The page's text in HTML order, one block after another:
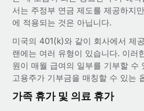
Remote 제품 관련 소식: Gusto 및
Remote Contractor
Remote의 사명은 모든 규모의 기업이 전 세
장 적합 사람을 찾아 채용 및 관리하고 급여
입니다. 이를 위해 최근 몇 주 동안 새로운...
서는 주정부 연금 제도를 제공하지
에 적용되는 것은 아닙니다.
미국의 401(k)와 같이 회사에서 제
랜에는 여러 유형이 있습니다. 이러
원이 매월 급여의 일부를 기부할 수
고용주가 기부금을 매칭할 수 있는
가족 휴가 및 의료 휴가